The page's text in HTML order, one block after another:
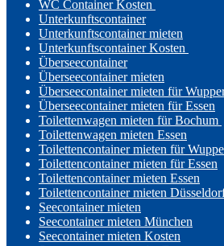
WC Container Kosten
Unterkunftscontainer
Unterkunftscontainer mieten
Unterkunftscontainer Kosten
Überseecontainer
Überseecontainer mieten
Überseecontainer mieten für
Überseecontainer mieten für Essen
Toilettenwagen mieten für Bochum
Toilettenwagen mieten Essen
Toilettencontainer mieten für
Toilettencontainer mieten für Essen
Toilettencontainer mieten Essen
Toilettencontainer mieten
Seecontainer mieten
Seecontainer mieten München
Seecontainer mieten Kosten